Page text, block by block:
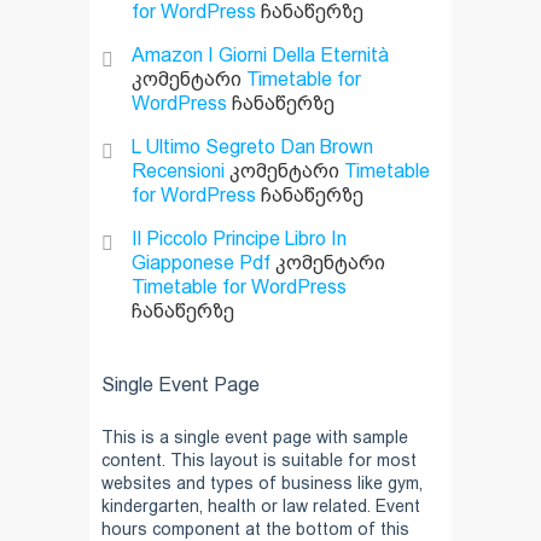
for WordPress ჩანაწერზე
Amazon I Giorni Della Eternità
კომენტარი Timetable for
WordPress ჩანაწერზე
L Ultimo Segreto Dan Brown
Recensioni კომენტარი Timetable
for WordPress ჩანაწერზე
Il Piccolo Principe Libro In
Giapponese Pdf კომენტარი
Timetable for WordPress
ჩანაწერზე
Single Event Page
This is a single event page with sample
content. This layout is suitable for most
websites and types of business like gym,
kindergarten, health or law related. Event
hours component at the bottom of this